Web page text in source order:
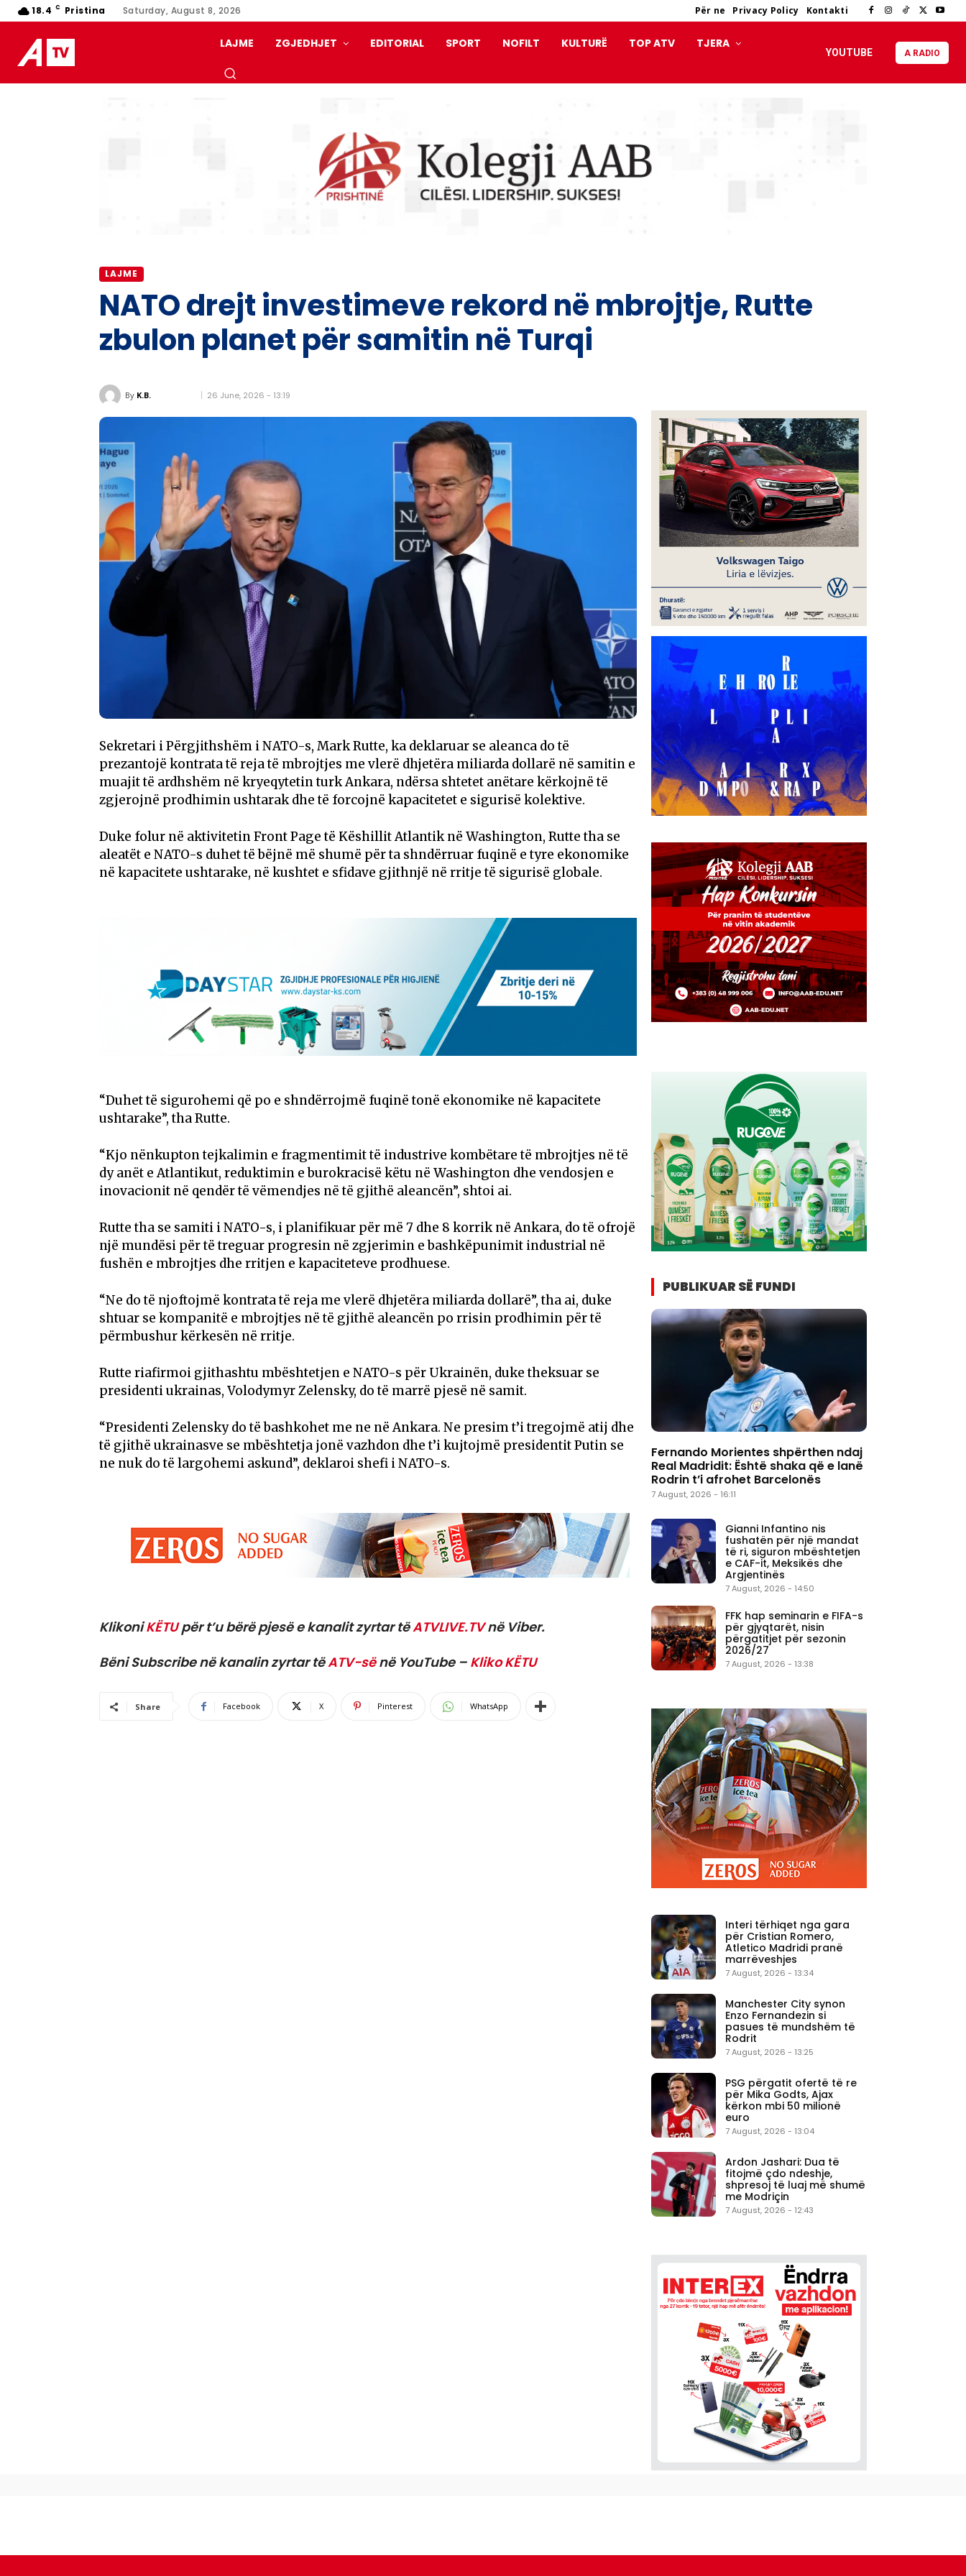
18.4 C Pristina Saturday, August 8, 2026 Për ne Privacy Policy Kontakti
LAJME ZGJEDHJET EDITORIAL SPORT NOFILT KULTURË TOP ATV TJERA
YOUTUBE A RADIO
LAJME
NATO drejt investimeve rekord në mbrojtje, Rutte
zbulon planet për samitin në Turqi
By K.B. 26 June, 2026 - 13:19
Sekretari i Përgjithshëm i NATO-s, Mark Rutte, ka deklaruar se aleanca do të
prezantojë kontrata të reja të mbrojtjes me vlerë dhjetëra miliarda dollarë në samitin e
muajit të ardhshëm në kryeqytetin turk Ankara, ndërsa shtetet anëtare kërkojnë të
zgjerojnë prodhimin ushtarak dhe të forcojnë kapacitetet e sigurisë kolektive.
Duke folur në aktivitetin Front Page të Këshillit Atlantik në Washington, Rutte tha se
aleatët e NATO-s duhet të bëjnë më shumë për ta shndërruar fuqinë e tyre ekonomike
në kapacitete ushtarake, në kushtet e sfidave gjithnjë në rritje të sigurisë globale.
“Duhet të sigurohemi që po e shndërrojmë fuqinë tonë ekonomike në kapacitete
ushtarake”, tha Rutte.
“Kjo nënkupton tejkalimin e fragmentimit të industrive kombëtare të mbrojtjes në të
dy anët e Atlantikut, reduktimin e burokracisë këtu në Washington dhe vendosjen e
inovacionit në qendër të vëmendjes në të gjithë aleancën”, shtoi ai.
Rutte tha se samiti i NATO-s, i planifikuar për më 7 dhe 8 korrik në Ankara, do të ofrojë
një mundësi për të treguar progresin në zgjerimin e bashkëpunimit industrial në
fushën e mbrojtjes dhe rritjen e kapaciteteve prodhuese.
“Ne do të njoftojmë kontrata të reja me vlerë dhjetëra miliarda dollarë”, tha ai, duke
shtuar se kompanitë e mbrojtjes në të gjithë aleancën po rrisin prodhimin për të
përmbushur kërkesën në rritje.
Rutte riafirmoi gjithashtu mbështetjen e NATO-s për Ukrainën, duke theksuar se
presidenti ukrainas, Volodymyr Zelensky, do të marrë pjesë në samit.
“Presidenti Zelensky do të bashkohet me ne në Ankara. Ne presim t’i tregojmë atij dhe
të gjithë ukrainasve se mbështetja jonë vazhdon dhe t’i kujtojmë presidentit Putin se
ne nuk do të largohemi askund”, deklaroi shefi i NATO-s.
KlikoniKËTUpër t’u bërë pjesë e kanalit zyrtar tëATVLIVE.TVnë Viber.
Bëni Subscribe në kanalin zyrtar tëATV-sënë YouTube – Kliko KËTU
Share Facebook X Pinterest WhatsApp
PUBLIKUAR SË FUNDI
Fernando Morientes shpërthen ndaj
Real Madridit: Është shaka që e lanë
Rodrin t’i afrohet Barcelonës
7 August, 2026 - 16:11
Gianni Infantino nis
fushatën për një mandat
të ri, siguron mbështetjen
e CAF-it, Meksikës dhe
Argjentinës
7 August, 2026 - 14:50
FFK hap seminarin e FIFA-s
për gjyqtarët, nisin
përgatitjet për sezonin
2026/27
7 August, 2026 - 13:38
Interi tërhiqet nga gara
për Cristian Romero,
Atletico Madridi pranë
marrëveshjes
7 August, 2026 - 13:34
Manchester City synon
Enzo Fernandezin si
pasues të mundshëm të
Rodrit
7 August, 2026 - 13:25
PSG përgatit ofertë të re
për Mika Godts, Ajax
kërkon mbi 50 milionë
euro
7 August, 2026 - 13:04
Ardon Jashari: Dua të
fitojmë çdo ndeshje,
shpresoj të luaj më shumë
me Modriçin
7 August, 2026 - 12:43